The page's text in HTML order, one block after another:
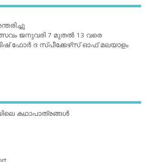
ജനുവരി 7 മുതല്‍ 13 വരെ
ഫോര്‍ ദ സ്പീക്കേഴ്‌സ് ഓഫ് മലയാളം
കഥാപാത്രങ്ങള്‍